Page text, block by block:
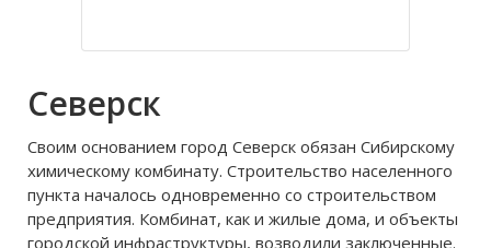
Двора. Уже достаточно давно
качество и красота исполнения
Северск
Своим основанием город Северск обязан Сибирскому
химическому комбинату. Строительство населенного
пункта началось одновременно со строительством
предприятия. Комбинат, как и жилые дома, и объекты
городской инфраструктуры, возводили заключенные.